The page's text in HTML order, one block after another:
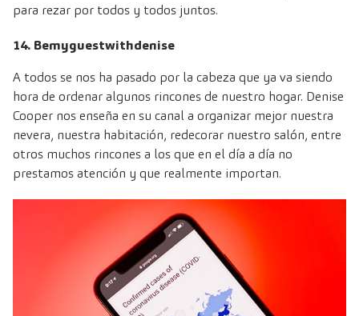
para rezar por todos y todos juntos.
14. Bemyguestwithdenise
A todos se nos ha pasado por la cabeza que ya va siendo
hora de ordenar algunos rincones de nuestro hogar. Denise
Cooper nos enseña en su canal a organizar mejor nuestra
nevera, nuestra habitación, redecorar nuestro salón, entre
otros muchos rincones a los que en el día a día no
prestamos atención y que realmente importan.